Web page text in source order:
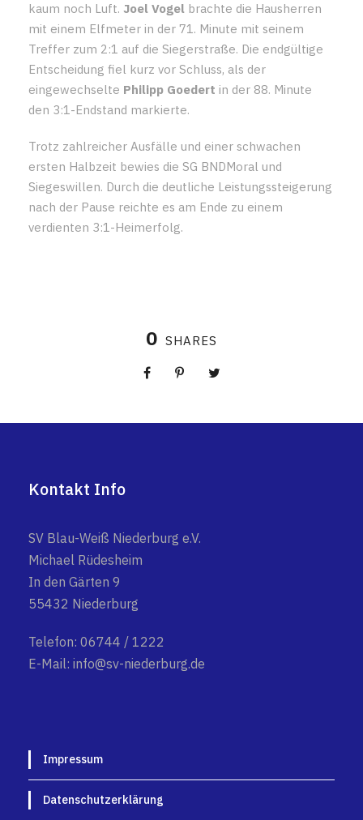
kaum noch Luft. Joel Vogel brachte die Hausherren
mit einem Elfmeter in der 71. Minute mit seinem
Treffer zum 2:1 auf die Siegerstraße. Die endgültige
Entscheidung fiel kurz vor Schluss, als der
eingewechselte Philipp Goedert in der 88. Minute
den 3:1-Endstand markierte.
Trotz zahlreicher Ausfälle und einer schwachen
ersten Halbzeit bewies die SG BNDMoral und
Siegeswillen. Durch die deutliche Leistungssteigerung
nach der Pause reichte es am Ende zu einem
verdienten 3:1-Heimerfolg.
0 SHARES
Kontakt Info
SV Blau-Weiß Niederburg e.V.
Michael Rüdesheim
In den Gärten 9
55432 Niederburg
Telefon: 06744 / 1222
E-Mail: info@sv-niederburg.de
Impressum
Datenschutzerklärung